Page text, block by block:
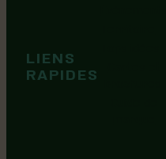
LIENS
RAPIDES